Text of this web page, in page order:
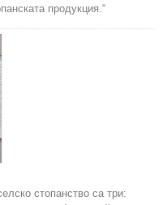
продукция.“
стопанство са три: